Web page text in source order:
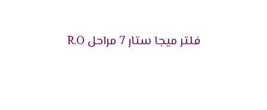
فلتر ميجا ستار 7 مراحل R.O